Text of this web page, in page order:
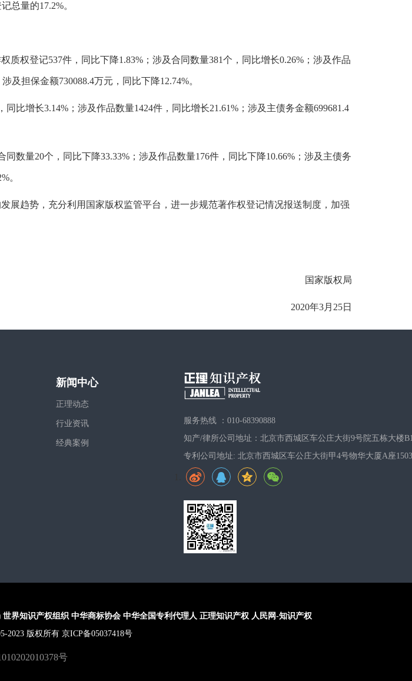
总量的17.2%。
权登记537件，同比下降1.83%；涉及合同数量381个，同比增长0.26%；涉及作品
及担保金额730088.4万元，同比下降12.74%。
比增长3.14%；涉及作品数量1424件，同比增长21.61%；涉及主债务金额699681.4
数量20个，同比下降33.33%；涉及作品数量176件，同比下降10.66%；涉及主债务
。
展趋势，充分利用国家版权监管平台，进一步规范著作权登记情况报送制度，加强
国家版权局
2020年3月25日
新闻中心
正理动态
行业资讯
经典案例
服务热线 ：010-68390888
知产/律所公司地址：北京市西城区车公庄大街9号院五栋大楼
专利公司地址: 北京市西城区车公庄大街甲4号物华大厦A座1503
世界知识产权组织 中华商标协会 中华全国专利代理人 正理知识产权 人民网-知识产权
2023 版权所有 京ICP备05037418号
号